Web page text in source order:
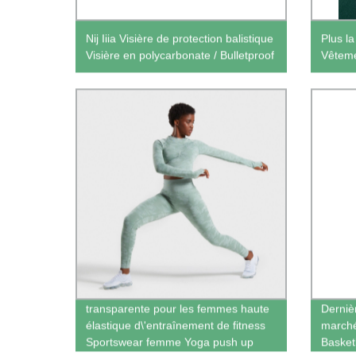
Nij Iiia Visière de protection balistique
Visière en polycarbonate / Bulletproof
Plus
Costume de camouflage
transparente pour les femmes haute
élastique d\'entraînement de fitness
Sportswear femme Yoga push up